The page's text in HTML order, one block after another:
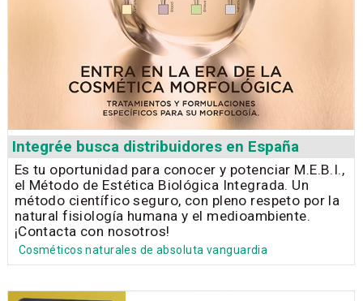
Integrée busca distribuidores en España
Es tu oportunidad para conocer y potenciar M.E.B.I.,
el Método de Estética Biológica Integrada. Un
método científico seguro, con pleno respeto por la
natural fisiología humana y el medioambiente.
¡Contacta con nosotros!
Cosméticos naturales de absoluta vanguardia